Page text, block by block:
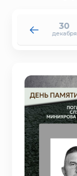
30
декабря